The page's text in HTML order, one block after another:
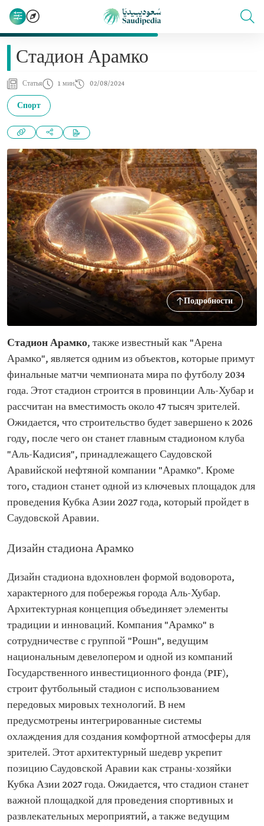
Стадион Арамко
Статья 1 мин 02/08/2024
Спорт
Подробности
Стадион Арамко, также известный как "Арена
Арамко", является одним из объектов, которые примут
финальные матчи чемпионата мира по футболу 2034
года. Этот стадион строится в провинции Аль-Хубар и
рассчитан на вместимость около 47 тысяч зрителей.
Ожидается, что строительство будет завершено к 2026
году, после чего он станет главным стадионом клуба
"Аль-Кадисия", принадлежащего Саудовской
Аравийской нефтяной компании "Арамко". Кроме
того, стадион станет одной из ключевых площадок для
проведения Кубка Азии 2027 года, который пройдет в
Саудовской Аравии.
Дизайн стадиона Арамко
Дизайн стадиона вдохновлен формой водоворота,
характерного для побережья города Аль-Хубар.
Архитектурная концепция объединяет элементы
традиции и инноваций. Компания "Арамко" в
сотрудничестве с группой "Рошн", ведущим
национальным девелопером и одной из компаний
Государственного инвестиционного фонда (PIF),
строит футбольный стадион с использованием
передовых мировых технологий. В нем
предусмотрены интегрированные системы
охлаждения для создания комфортной атмосферы для
зрителей. Этот архитектурный шедевр укрепит
позицию Саудовской Аравии как страны-хозяйки
Кубка Азии 2027 года. Ожидается, что стадион станет
важной площадкой для проведения спортивных и
развлекательных мероприятий, а также ведущим